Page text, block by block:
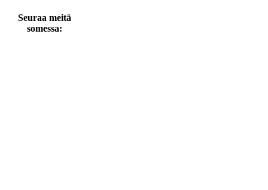
Seuraa meitä
somessa: